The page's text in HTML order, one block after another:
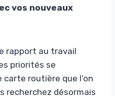
vos nouveaux
rapport au travail
priorités se
routière que l’on
recherchez désormais